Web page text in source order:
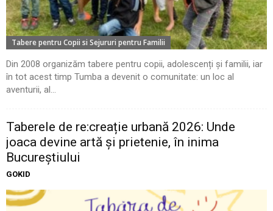
Tabere pentru Copii si Sejururi pentru Familii
Din 2008 organizăm tabere pentru copii, adolescenți și familii, iar
în tot acest timp Tumba a devenit o comunitate: un loc al
aventurii, al...
Taberele de re:creație urbană 2026: Unde
joaca devine artă și prietenie, în inima
Bucureștiului
GOKID